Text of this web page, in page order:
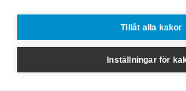
Tillåt alla kakor
Inställningar för